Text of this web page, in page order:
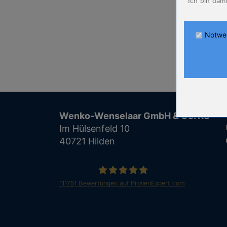
Wenko-Wenselaar GmbH & Co. KG
Im Hülsenfeld 10
40721 Hilden
111751 Bewertungen auf ProvenExpert.com
Zweck
Cookie Name
Anbieter
Cookie